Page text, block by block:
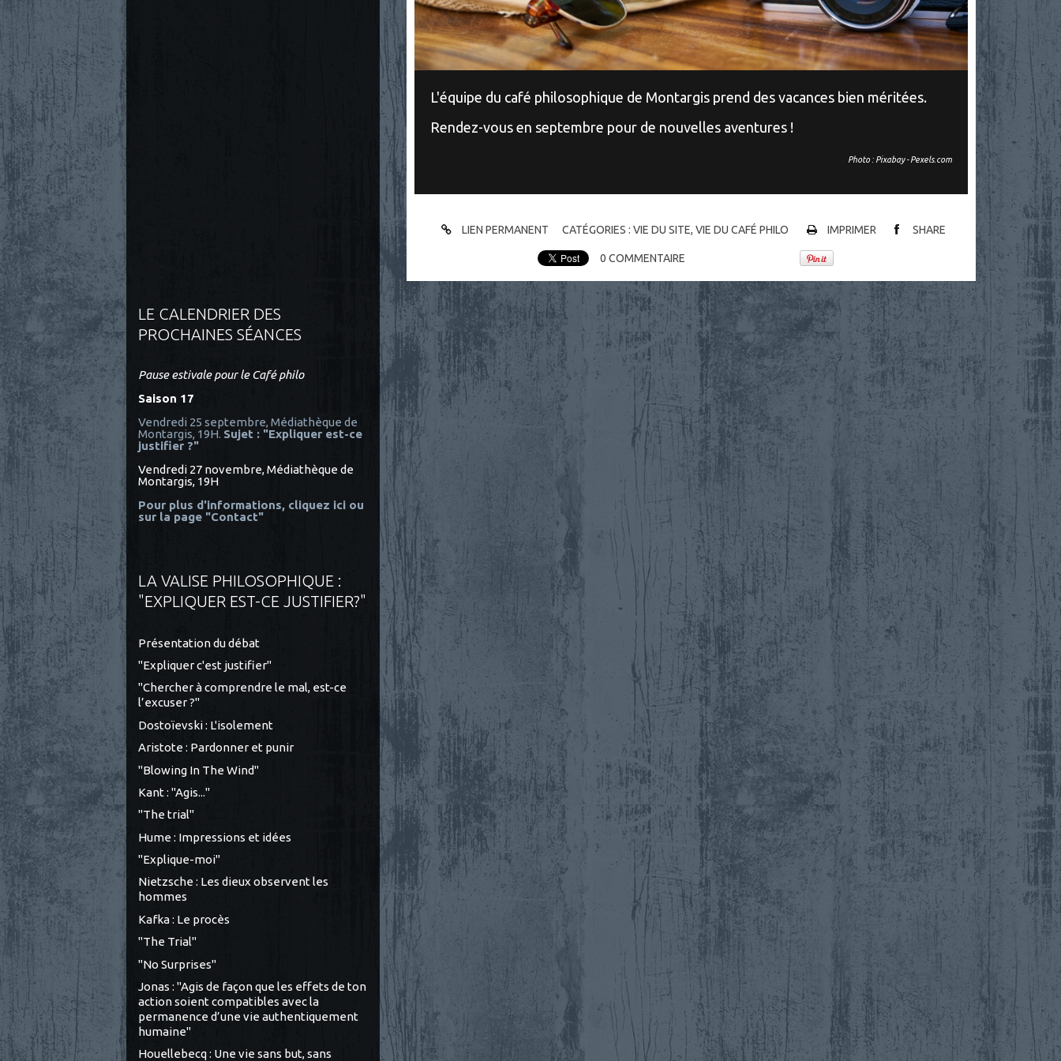
LE CALENDRIER DES
PROCHAINES SÉANCES
Pause estivale pour le Café philo
Saison 17
Vendredi 25 septembre, Médiathèque de
Montargis, 19H. Sujet : "Expliquer est-ce
justifier ?"
Vendredi 27 novembre, Médiathèque de
Montargis, 19H
Pour plus d'informations, cliquez ici ou
sur la page "Contact"
LA VALISE PHILOSOPHIQUE :
"EXPLIQUER EST-CE JUSTIFIER?"
Présentation du débat
"Expliquer c'est justifier"
"Chercher à comprendre le mal, est-ce
l’excuser ?"
Dostoïevski : L'isolement
Aristote : Pardonner et punir
"Blowing In The Wind"
Kant : "Agis..."
"The trial"
Hume : Impressions et idées
"Explique-moi"
Nietzsche : Les dieux observent les
hommes
Kafka : Le procès
"The Trial"
"No Surprises"
Jonas : "Agis de façon que les effets de ton
action soient compatibles avec la
permanence d’une vie authentiquement
humaine"
Houellebecq : Une vie sans but, sans
L'équipe du café philosophique de Montargis prend des vacances bien méritées.
Rendez-vous en septembre pour de nouvelles aventures !
Photo : Pixabay - Pexels.com
LIEN PERMANENT CATÉGORIES :VIE DU SITE, VIE DU CAFÉ PHILO IMPRIMER SHARE
0 COMMENTAIRE